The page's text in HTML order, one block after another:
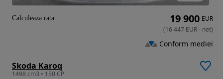
Skoda Karoq
1498 cm3 • 150 CP
19 900 EUR
(16 447 EUR- net)
Conform mediei
Calculeaza rata